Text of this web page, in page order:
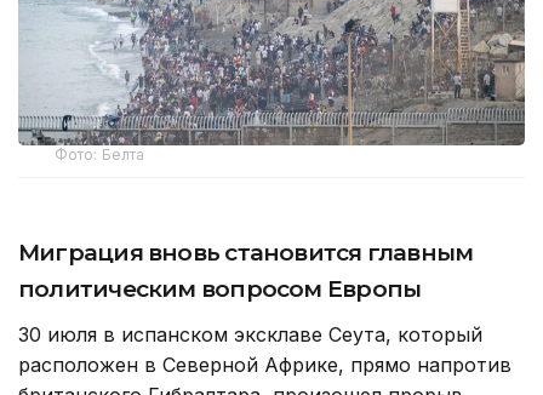
Фото: Белта
Миграция вновь становится главным
политическим вопросом Европы
30 июля в испанском эксклаве Сеута, который
расположен в Северной Африке, прямо напротив